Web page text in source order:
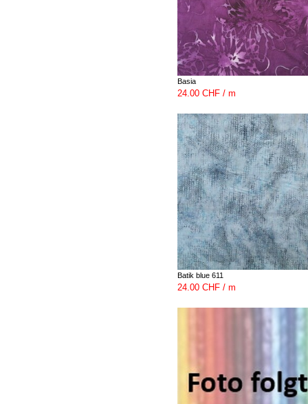
Basia
24.00 CHF / m
Batik blue 611
24.00 CHF / m